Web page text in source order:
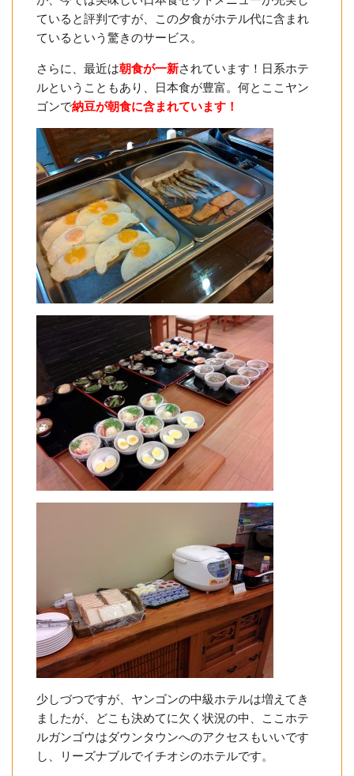
ていると評判ですが、この夕食がホテル代に含まれ
ているという驚きのサービス。
さらに、最近は朝食が一新されています！日系ホテ
ルということもあり、日本食が豊富。何とここヤン
ゴンで納豆が朝食に含まれています！
少しづつですが、ヤンゴンの中級ホテルは増えてき
ましたが、どこも決めてに欠く状況の中、ここホテ
ルガンゴウはダウンタウンへのアクセスもいいです
し、リーズナブルでイチオシのホテルです。